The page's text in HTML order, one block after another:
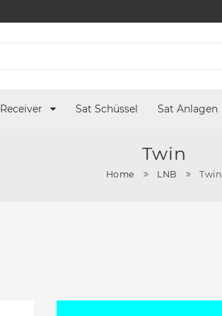
Receiver Sat Schüssel Sat Anlagen
Twin
Home LNB Twin